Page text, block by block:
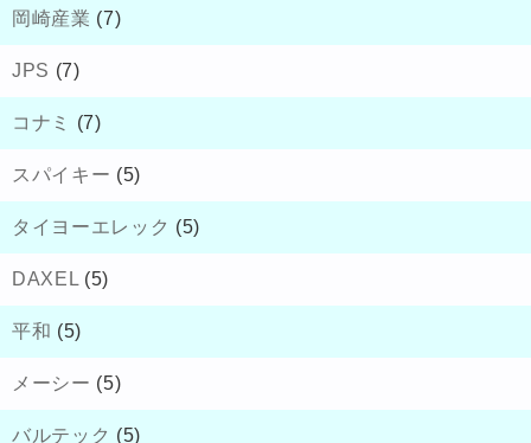
岡崎産業 (7)
JPS (7)
コナミ (7)
スパイキー (5)
タイヨーエレック (5)
DAXEL (5)
平和 (5)
メーシー (5)
バルテック (5)